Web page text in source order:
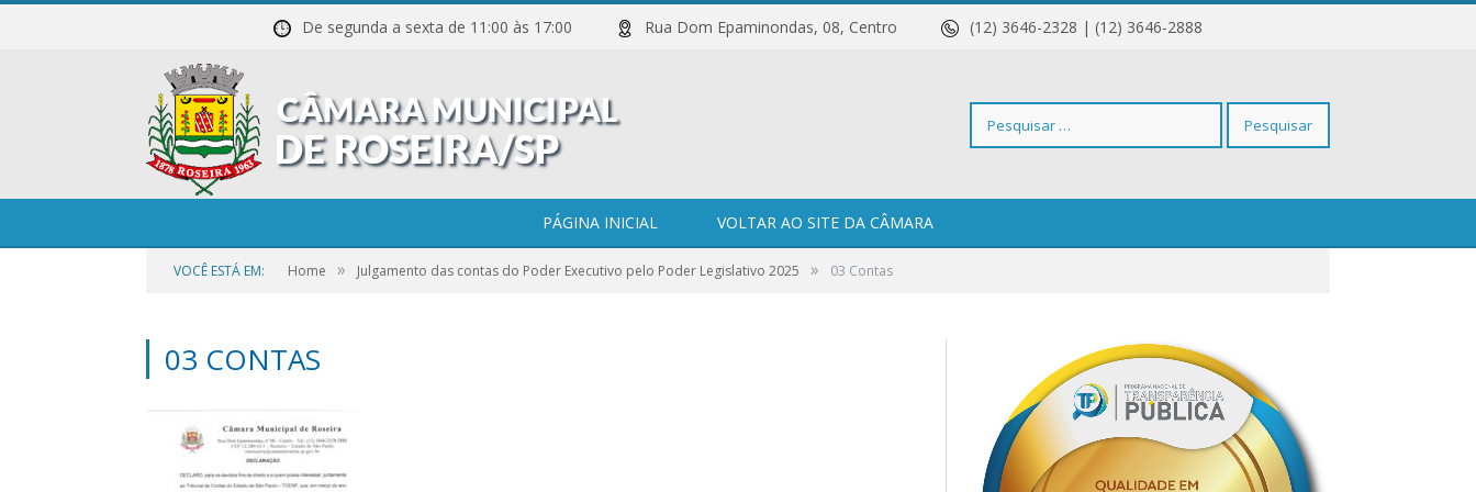
De segunda a sexta de 11:00 às 17:00 Rua Dom Epaminondas, 08, Centro (12) 3646-2328 | (12) 3646-2888
Pesquisar
PÁGINA INICIAL VOLTAR AO SITE DA CÂMARA
VOCÊ ESTÁ EM: Home » Julgamento das contas do Poder Executivo pelo Poder Legislativo 2025 » 03 Contas
03 CONTAS